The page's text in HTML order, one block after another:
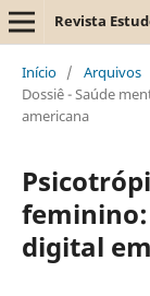
Revista
Início / Arquivos
Dossiê - Saúde
americana
digital